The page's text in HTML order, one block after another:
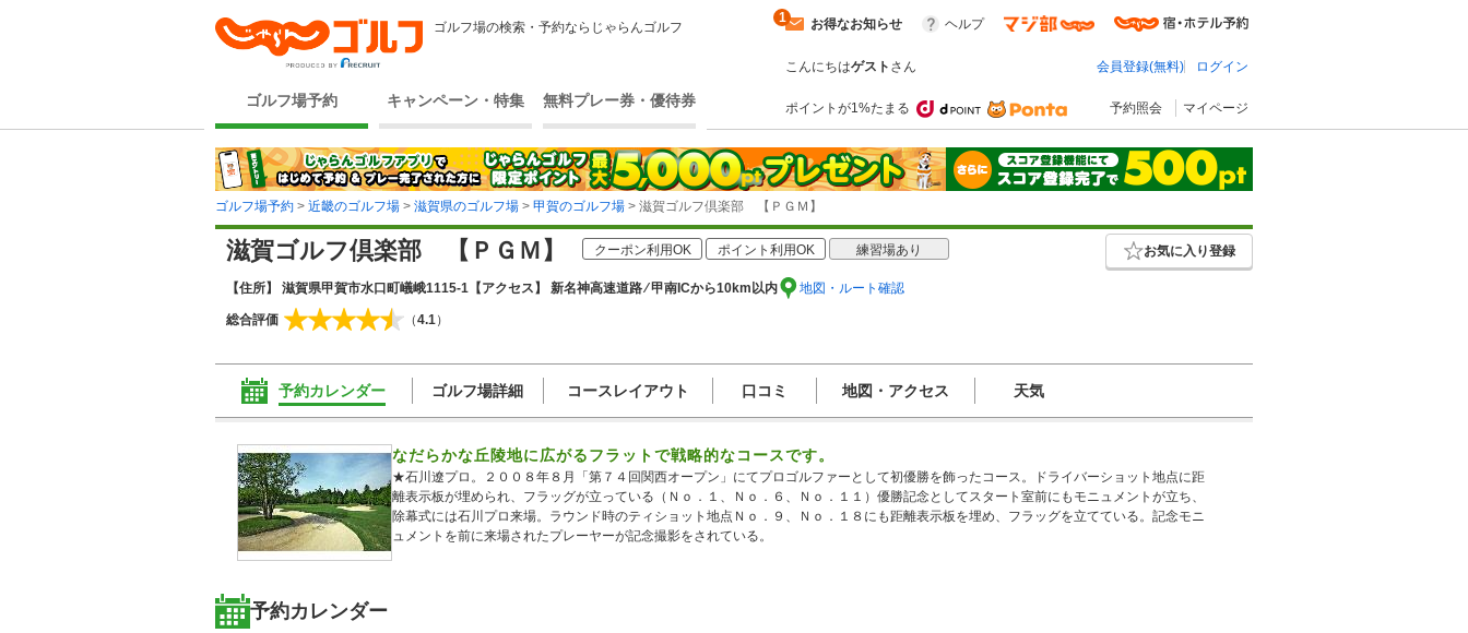
ゴルフ場の検索・予約ならじゃらんゴルフ
ゴルフ場予約 キャンペーン・特集 無料プレー券・優待券
お得なお知らせ
1 ヘルプ
こんにちはゲスト さん 会員登録(無料) ログイン
ポイントが1%たまる 予約照会 マイページ
ゴルフ場予約 > 近畿のゴルフ場 > 滋賀県のゴルフ場 > 甲賀のゴルフ場 > 滋賀ゴルフ倶楽部 【ＰＧＭ】
滋賀ゴルフ倶楽部 【ＰＧＭ】 クーポン利用OK ポイント利用OK 練習場あり お気に入り登録
【住所】 滋賀県甲賀市水口町嶬峨1115-1 【アクセス】 新名神高速道路 ⁄ 甲南ICから10km以内 地図・ルート確認
総合評価 （4.1）
予約カレンダー ゴルフ場詳細 コースレイアウト 口コミ 地図・アクセス 天気
なだらかな丘陵地に広がるフラットで戦略的なコースです。
★石川遼プロ。２００８年８月「第７４回関西オープン」にてプロゴルファーとして初優勝を飾ったコース。ドライバーショット地点に距
離表示板が埋められ、フラッグが立っている（Ｎｏ．１、Ｎｏ．６、Ｎｏ．１１）優勝記念としてスタート室前にもモニュメントが立ち、
除幕式には石川プロ来場。ラウンド時のティショット地点Ｎｏ．９、Ｎｏ．１８にも距離表示板を埋め、フラッグを立てている。記念モニ
ュメントを前に来場されたプレーヤーが記念撮影をされている。
予約カレンダー